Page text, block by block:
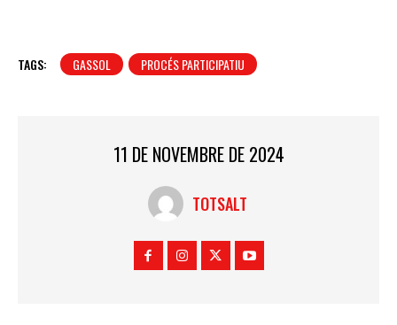
TAGS: GASSOL PROCÉS PARTICIPATIU
11 DE NOVEMBRE DE 2024
TOTSALT